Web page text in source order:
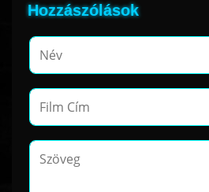
Hozzászólások